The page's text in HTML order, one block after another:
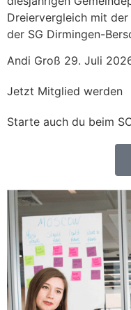
Dreiervergleich mit
der SG Dirmingen-
Andi Groß 29. Juli
Jetzt Mitglied werden
Starte auch du beim